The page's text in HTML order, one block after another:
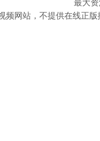
最大
频网站，不提供在线正